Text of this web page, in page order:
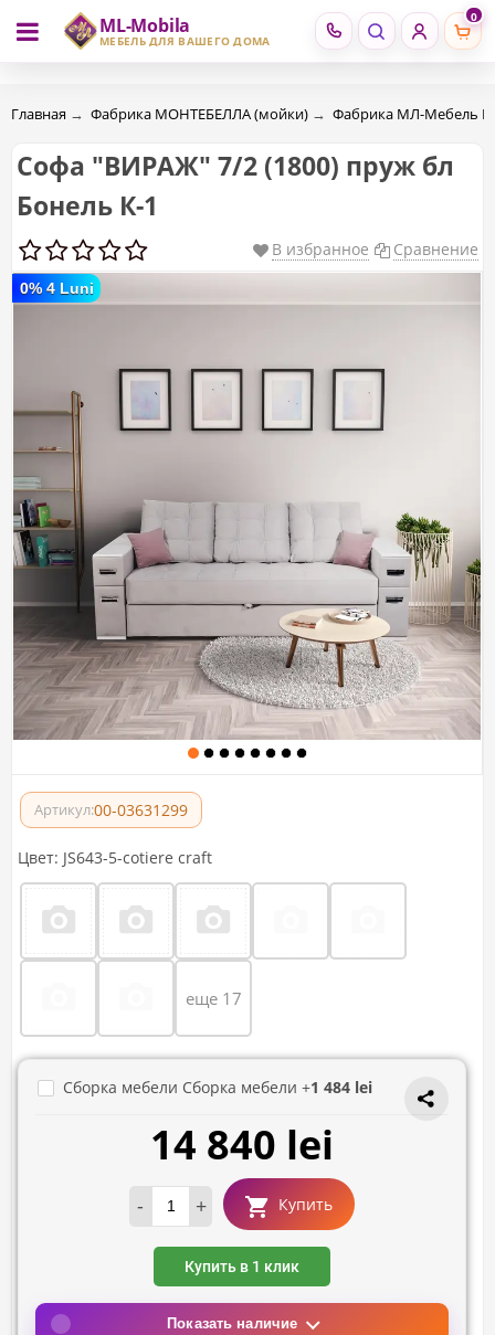
ML-Mobila
МЕБЕЛЬ ДЛЯ ВАШЕГО ДОМА
0
RU RO
Главная → Фабрика МОНТЕБЕЛЛА (мойки) → Фабрика МЛ-Мебель
Софа "ВИРАЖ" 7/2 (1800) пруж бл
Бонель К-1
В избранное Сравнение
0% 4 Luni
Артикул:00-03631299
Цвет: JS643-5-cotiere craft
еще 17
Сборка мебели Сборка мебели +1 484 lei
14 840 lei
- + Купить
Купить в 1 клик
Показать наличие